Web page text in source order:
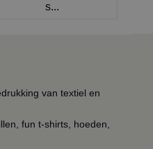
s...
van textiel en
fun t-shirts, hoeden,